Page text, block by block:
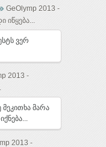
GeOlymp 2013 -
იწყება...
ვერ
2013 -
მეკითხა მარა
2013 -